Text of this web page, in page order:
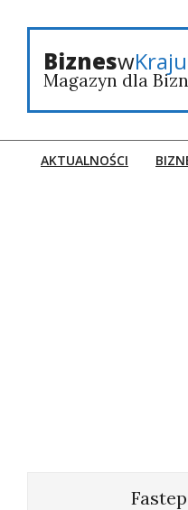
contentBizneswKraju
Magazyn dla
Primary
AKTUALNOŚCI